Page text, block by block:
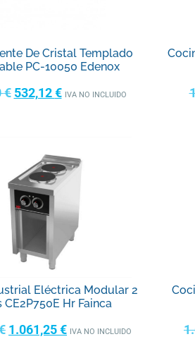
De Cristal Templado
PC-10050 Edenox
€ 532,12€ IVA NO INCLUIDO
Eléctrica Modular 2
CE2P750E Hr Fainca
1.061,25€ IVA NO INCLUIDO